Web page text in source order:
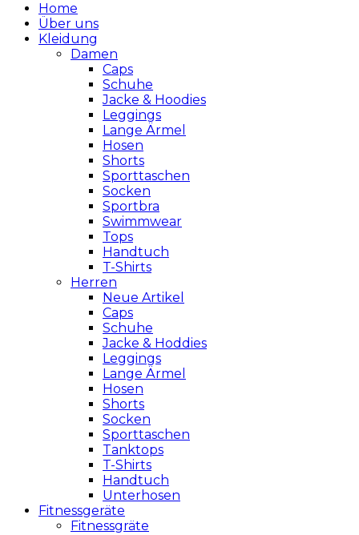
Home
Über uns
Kleidung
Damen
Caps
Schuhe
Jacke & Hoodies
Leggings
Lange Ärmel
Hosen
Shorts
Sporttaschen
Socken
Sportbra
Swimmwear
Tops
Handtuch
T-Shirts
Herren
Neue Artikel
Caps
Schuhe
Jacke & Hoddies
Leggings
Lange Ärmel
Hosen
Shorts
Socken
Sporttaschen
Tanktops
T-Shirts
Handtuch
Unterhosen
Fitnessgeräte
Fitnessgräte